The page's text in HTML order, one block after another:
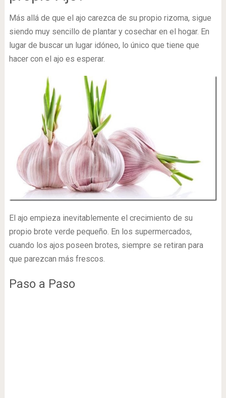
Más allá de que el ajo carezca de su propio rizoma, sigue
siendo muy sencillo de plantar y cosechar en el hogar. En
lugar de buscar un lugar idóneo, lo único que tiene que
hacer con el ajo es esperar.
El ajo empieza inevitablemente el crecimiento de su
propio brote verde pequeño. En los supermercados,
cuando los ajos poseen brotes, siempre se retiran para
que parezcan más frescos.
Paso a Paso